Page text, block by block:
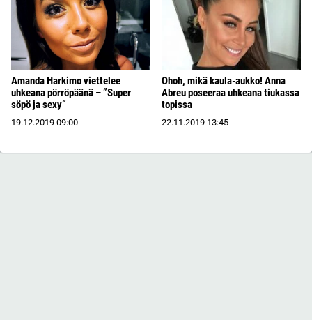
Amanda Harkimo viettelee
uhkeana pörröpäänä – ”Super
söpö ja sexy”
19.12.2019 09:00
Ohoh, mikä kaula-aukko! Anna
Abreu poseeraa uhkeana tiukassa
topissa
22.11.2019 13:45